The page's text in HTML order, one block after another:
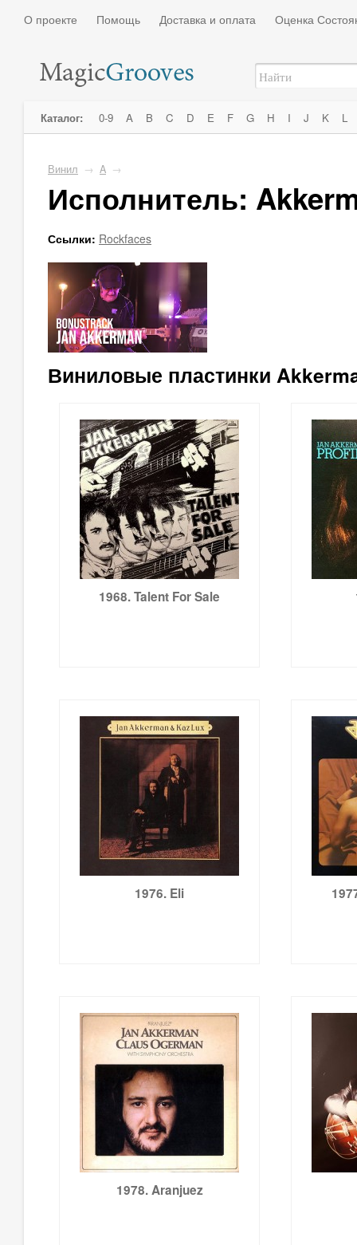
О проекте Помощь Доставка и оплата Оценка
Каталог: 0-9 A B C D E F G H I J K L
Винил → A →
Исполнитель:
Ссылки: Rockfaces
Виниловые пластинки
1968. Talent For Sale
1976. Eli
1978. Aranjuez